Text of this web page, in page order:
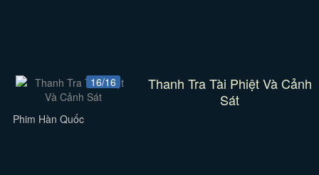
16/16
Thanh Tra Tài Phiệt Và Cảnh
Sát
Phim Hàn Quốc